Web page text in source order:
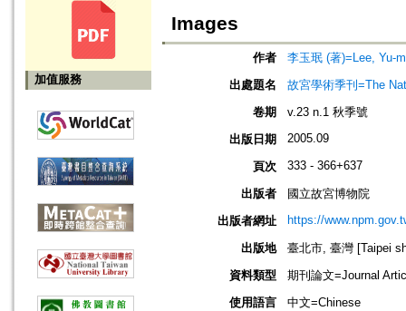
加值服務
Images
作者
李玉珉 (著)=Lee, Yu-
出處題名
故宮學術季刊=The
卷期
v.23 n.1 秋季號
出版日期
2005.09
頁次 333 - 366+637
出版者
國立故宮博物院
出版者網址
https://
出版地
臺北市, 臺灣 [Taipei
資料類型
期刊論文=Journal
使用語言
中文=Chinese